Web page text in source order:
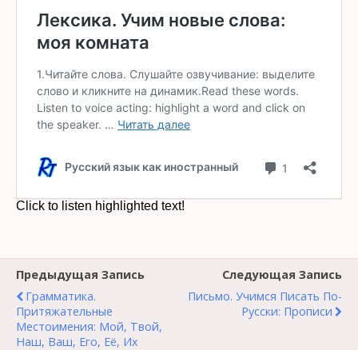
Предыдущая Запись
Грамматика.
Притяжательные
Местоимения: Мой, Твой,
Наш, Ваш, Его, Её, Их
Следующая Запись
Письмо. Учимся Писать По-
Русски: Прописи